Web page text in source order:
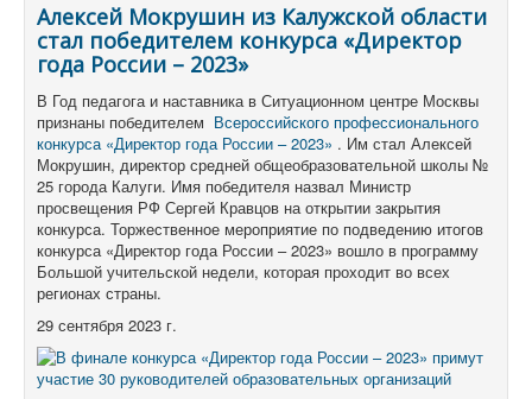
Алексей Мокрушин из Калужской области
стал победителем конкурса «Директор
года России – 2023»
В Год педагога и наставника в Ситуационном центре Москвы
признаны победителем Всероссийского профессионального
конкурса «Директор года России – 2023» . Им стал Алексей
Мокрушин, директор средней общеобразовательной школы №
25 города Калуги. Имя победителя назвал Министр
просвещения РФ Сергей Кравцов на открытии закрытия
конкурса. Торжественное мероприятие по подведению итогов
конкурса «Директор года России – 2023» вошло в программу
Большой учительской недели, которая проходит во всех
регионах страны.
29 сентября 2023 г.